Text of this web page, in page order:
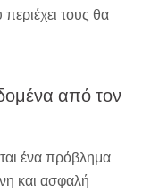
τους θα
από τον
ένα πρόβλημα
και ασφαλή